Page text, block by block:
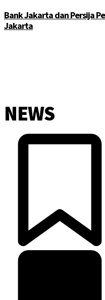
Bank Jakarta dan Persija
Jakarta
NEWS